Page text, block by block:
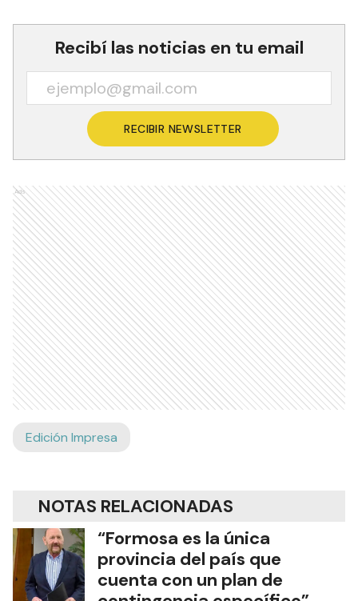
Recibí las noticias en tu email
RECIBIR NEWSLETTER
Ads
Edición Impresa
NOTAS RELACIONADAS
“Formosa es la única
provincia del país que
cuenta con un plan de